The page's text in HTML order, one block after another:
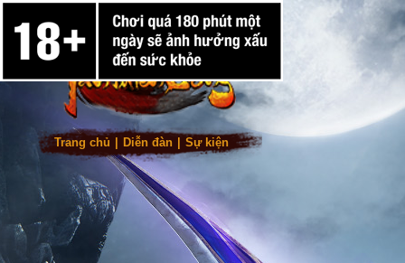
Trang chủ Diễn đàn Sự kiện